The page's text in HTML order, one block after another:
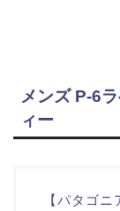
メンズ P-6
ィー
【パタゴ